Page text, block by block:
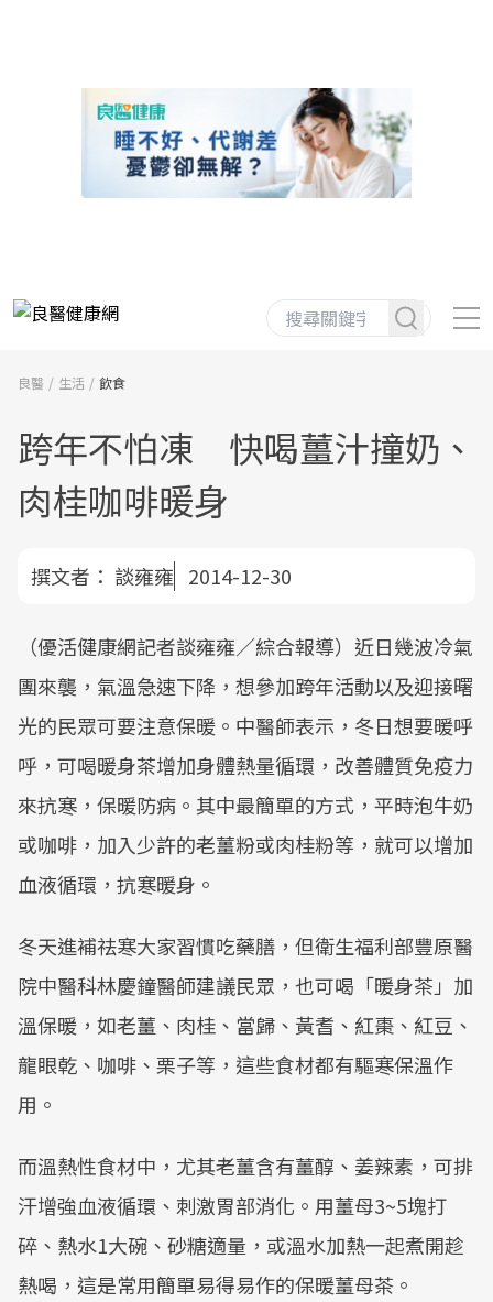
良醫 生活 飲食
跨年不怕凍 快喝薑汁撞奶、
肉桂咖啡暖身
撰文者： 談雍雍 2014-12-30
（優活健康網記者談雍雍／綜合報導）近日幾波冷氣
團來襲，氣溫急速下降，想參加跨年活動以及迎接曙
光的民眾可要注意保暖。中醫師表示，冬日想要暖呼
呼，可喝暖身茶增加身體熱量循環，改善體質免疫力
來抗寒，保暖防病。其中最簡單的方式，平時泡牛奶
或咖啡，加入少許的老薑粉或肉桂粉等，就可以增加
血液循環，抗寒暖身。
冬天進補祛寒大家習慣吃藥膳，但衛生福利部豐原醫
院中醫科林慶鐘醫師建議民眾，也可喝「暖身茶」加
溫保暖，如老薑、肉桂、當歸、黃耆、紅棗、紅豆、
龍眼乾、咖啡、栗子等，這些食材都有驅寒保溫作
用。
而溫熱性食材中，尤其老薑含有薑醇、姜辣素，可排
汗增強血液循環、刺激胃部消化。用薑母3~5塊打
碎、熱水1大碗、砂糖適量，或溫水加熱一起煮開趁
熱喝，這是常用簡單易得易作的保暖薑母茶。